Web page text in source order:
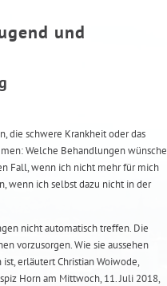
und
die schwere Krankheit oder das
Welche Behandlungen wünsche
Fall, wenn ich nicht mehr für mich
wenn ich selbst dazu nicht in der
nicht automatisch treffen. Die
vorzusorgen. Wie sie aussehen
erläutert Christian Woiwode,
Horn am Mittwoch, 11. Juli 2018,